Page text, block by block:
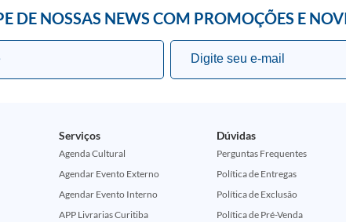
DE NOSSAS NEWS COM PROMOÇÕES E
Serviços
Agenda Cultural
Agendar Evento Externo
Agendar Evento Interno
APP Livrarias Curitiba
Dúvidas
Perguntas Frequentes
Política de Entregas
Política de Exclusão
Política de Pré-Venda